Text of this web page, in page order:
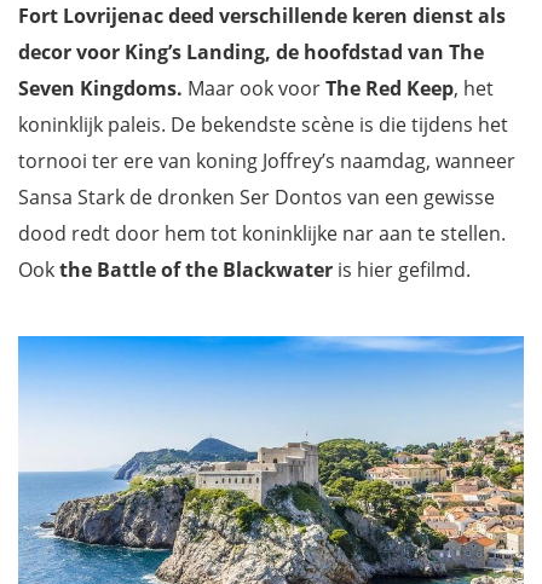
Fort Lovrijenac deed verschillende keren dienst als
decor voor King’s Landing, de hoofdstad van The
Seven Kingdoms. Maar ook voorThe Red Keep, het
koninklijk paleis. De bekendste scène is die tijdens het
tornooi ter ere van koning Joffrey’s naamdag, wanneer
Sansa Stark de dronken Ser Dontos van een gewisse
dood redt door hem tot koninklijke nar aan te stellen.
Ookthe Battle of the Blackwater is hier gefilmd.